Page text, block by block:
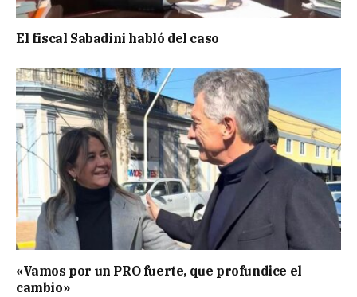
El fiscal Sabadini habló del caso
«Vamos por un PRO fuerte, que profundice el
cambio»